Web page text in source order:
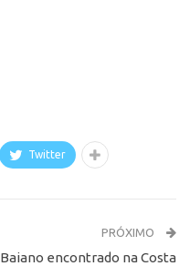
Twitter
PRÓXIMO
Baiano encontrado na Costa